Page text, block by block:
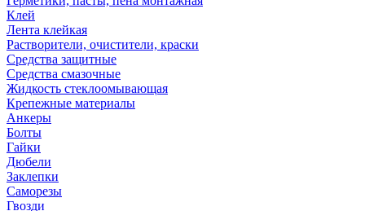
Клей
Лента клейкая
Растворители, очистители, краски
Средства защитные
Средства смазочные
Жидкость стеклоомывающая
Крепежные материалы
Анкеры
Болты
Гайки
Дюбели
Заклепки
Саморезы
Гвозди